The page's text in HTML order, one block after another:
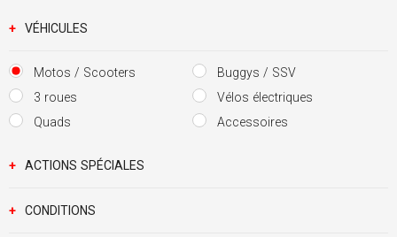
+ VÉHICULES
Motos / Scooters
3 roues
Quads
Buggys / SSV
Vélos électriques
Accessoires
+ ACTIONS SPÉCIALES
+ CONDITIONS